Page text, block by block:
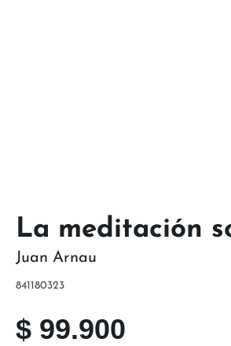
$ 99.900
841180323
Juan Arnau
La meditación